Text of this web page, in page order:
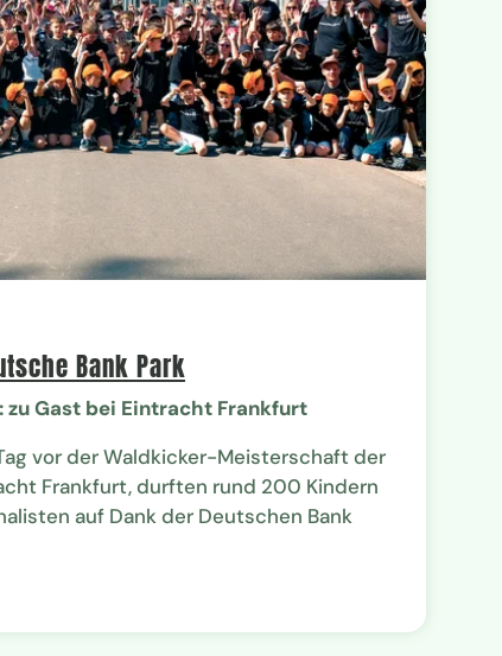
Bank Park
Gast bei Eintracht Frankfurt
vor der Waldkicker-Meisterschaft der
Frankfurt, durften rund 200 Kindern
auf Dank der Deutschen Bank